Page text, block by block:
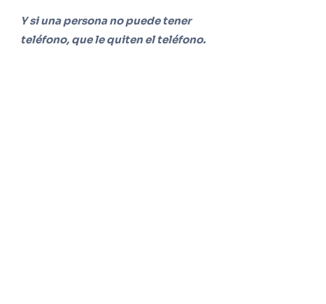
Y si una persona no puede tener
teléfono, que le quiten el teléfono.